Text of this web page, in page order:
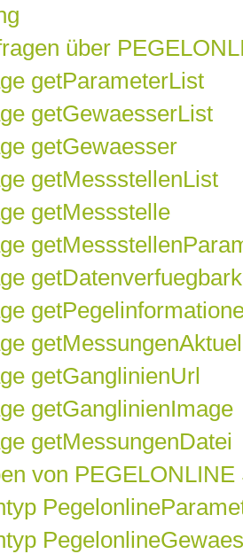
über
getParameterList
getGewaesserList
getGewaesser
getMessstellenList
getMessstelle
getGanglinienUrl
getGanglinienImage
getMessungenDatei
von